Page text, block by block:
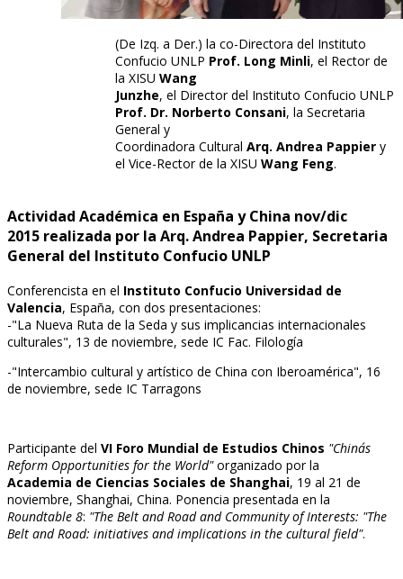
(De Izq. a Der.) la co-Directora del Instituto
Confucio UNLP Prof. Long Minli, el Rector de
la XISU Wang
Junzhe, el Director del Instituto Confucio UNLP
Prof. Dr. Norberto Consani, la Secretaria
General y
Coordinadora Cultural Arq. Andrea Pappier y
el Vice-Rector de la XISU Wang Feng.
Actividad Académica en España y China nov/dic
2015 realizada por la Arq. Andrea Pappier, Secretaria
General del Instituto Confucio UNLP
Conferencista en el Instituto Confucio Universidad de
Valencia, España, con dos presentaciones:
-"La Nueva Ruta de la Seda y sus implicancias internacionales
culturales", 13 de noviembre, sede IC Fac. Filología
-"Intercambio cultural y artístico de China con Iberoamérica", 16
de noviembre, sede IC Tarragons
Participante del VI Foro Mundial de Estudios Chinos "China´s
Reform Opportunities for the World"organizado por la
Academia de Ciencias Sociales de Shanghai, 19 al 21 de
noviembre, Shanghai, China. Ponencia presentada en la
Roundtable 8: "The Belt and Road and Community of Interests: "The
Belt and Road: initiatives and implications in the cultural field".